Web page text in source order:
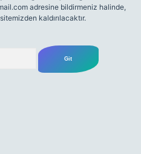
adresine bildirmeniz halinde,
kaldırılacaktır.